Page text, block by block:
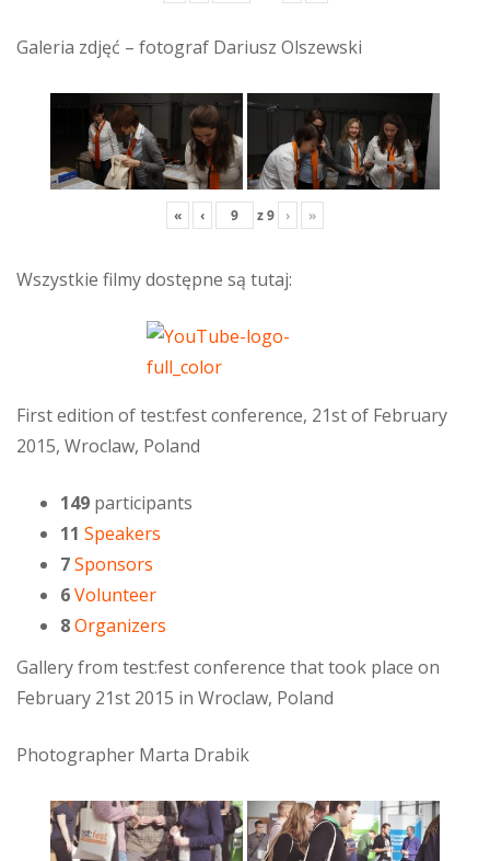
Galeria zdjęć – fotograf Dariusz Olszewski
« ‹ z9 › »
Wszystkie filmy dostępne są tutaj:
First edition of test:fest conference, 21st of February
2015, Wroclaw, Poland
149 participants
11 Speakers
7Sponsors
6Volunteer
8Organizers
Gallery from test:fest conference that took place on
February 21st 2015 in Wroclaw, Poland
Photographer Marta Drabik